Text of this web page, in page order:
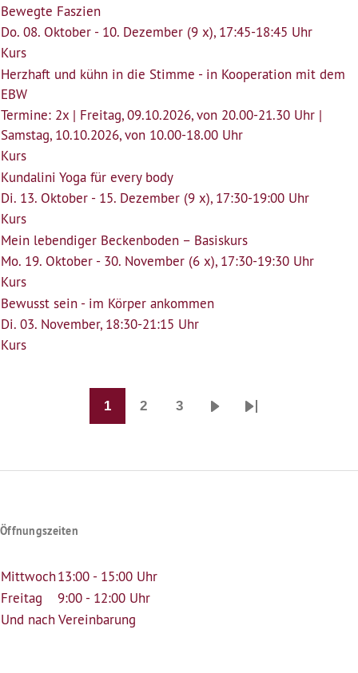
Bewegte Faszien
Do. 08. Oktober - 10. Dezember (9 x), 17:45-18:45 Uhr
Kurs
Herzhaft und kühn in die Stimme - in Kooperation mit dem
EBW
Termine: 2x | Freitag, 09.10.2026, von 20.00-21.30 Uhr |
Samstag, 10.10.2026, von 10.00-18.00 Uhr
Kurs
Kundalini Yoga für every body
Di. 13. Oktober - 15. Dezember (9 x), 17:30-19:00 Uhr
Kurs
Mein lebendiger Beckenboden – Basiskurs
Mo. 19. Oktober - 30. November (6 x), 17:30-19:30 Uhr
Kurs
Bewusst sein - im Körper ankommen
Di. 03. November, 18:30-21:15 Uhr
Kurs
Seitennummerierung
1 2 3
NächsteLast
Öffnungszeiten
Mittwoch13:00 - 15:00 Uhr
Freitag
9:00 - 12:00 Uhr
Und nach Vereinbarung